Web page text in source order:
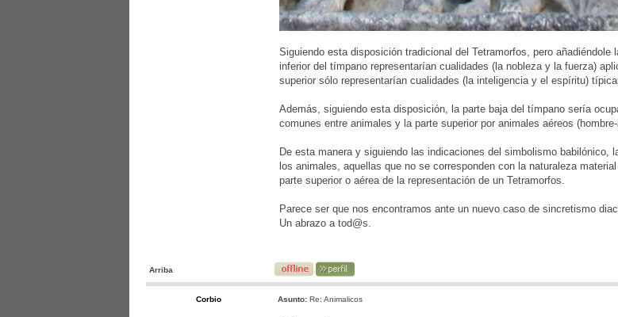
Siguiendo esta disposición tradicional del Tetramorfos, pero
inferior del tímpano representarían cualidades (la nobleza y la fuerza)
superior sólo representarían cualidades (la inteligencia y el espíritu)
Además, siguiendo esta disposición, la parte baja del tímpano sería
comunes entre animales y la parte superior por animales aéreos
De esta manera y siguiendo las indicaciones del simbolismo
los animales, aquellas que no se corresponden con la naturaleza
parte superior o aérea de la representación de un Tetramorfos.
Parece ser que nos encontramos ante un nuevo caso de sincretismo
Un abrazo a tod@s.
Arriba
Corbio Asunto: Re: Animalicos